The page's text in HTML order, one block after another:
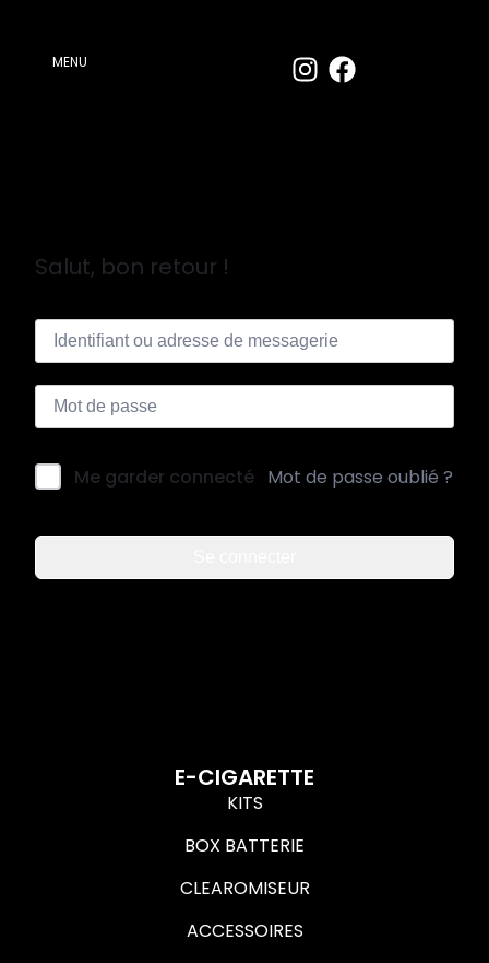
MENU
Salut, bon retour !
Me garder connecté Mot de passe oublié ?
E-CIGARETTE
KITS
BOX BATTERIE
CLEAROMISEUR
ACCESSOIRES